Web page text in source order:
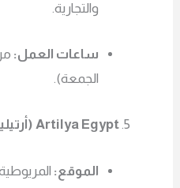
والتجارية.
ساعات العمل:
الجمعة).
Artilya Egypt (أرتيليا مصر)
الموقع: